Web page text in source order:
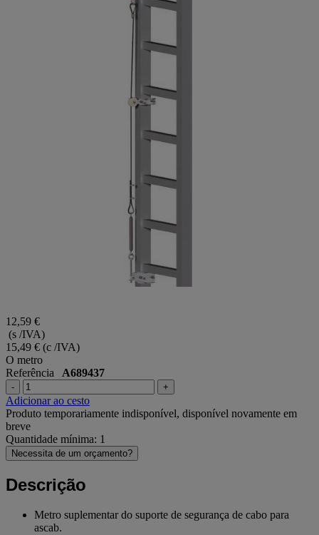
12,59 €
(s /IVA)
15,49 € (c /IVA)
O metro
Referência A689437
- +
Adicionar ao cesto
Produto temporariamente indisponível, disponível novamente em
breve
Quantidade mínima: 1
Necessita de um orçamento?
Descrição
Metro suplementar do suporte de segurança de cabo para
ascab.